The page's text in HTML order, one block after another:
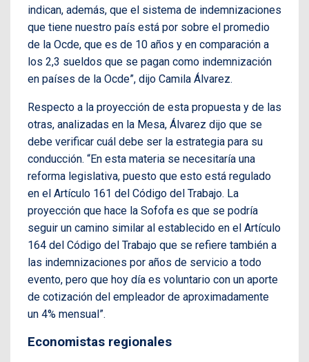
indican, además, que el sistema de indemnizaciones
que tiene nuestro país está por sobre el promedio
de la Ocde, que es de 10 años y en comparación a
los 2,3 sueldos que se pagan como indemnización
en países de la Ocde”, dijo Camila Álvarez.
Respecto a la proyección de esta propuesta y de las
otras, analizadas en la Mesa, Álvarez dijo que se
debe verificar cuál debe ser la estrategia para su
conducción. “En esta materia se necesitaría una
reforma legislativa, puesto que esto está regulado
en el Artículo 161 del Código del Trabajo. La
proyección que hace la Sofofa es que se podría
seguir un camino similar al establecido en el Artículo
164 del Código del Trabajo que se refiere también a
las indemnizaciones por años de servicio a todo
evento, pero que hoy día es voluntario con un aporte
de cotización del empleador de aproximadamente
un 4% mensual”.
Economistas regionales